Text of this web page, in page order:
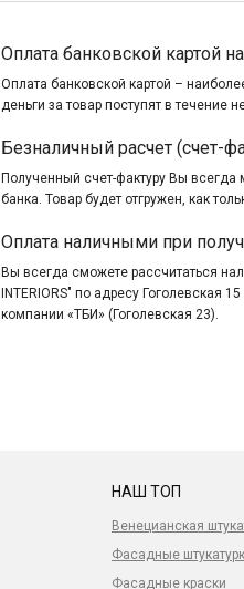
Оплата банковской картой
Оплата банковской картой –
деньги за товар поступят в течение
Безналичный расчет (счет-
Полученный счет-фактуру Вы
банка. Товар будет отгружен, как
Оплата наличными при
Вы всегда сможете рассчитаться
INTERIORS" по адресу Гоголевская
компании «ТБИ» (Гоголевская 23).
НАШ ТОП
Венецианская
Фасадные
Фасадные краски